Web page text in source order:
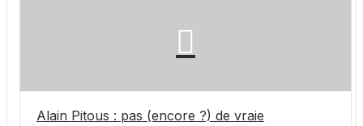
Alain Pitous : pas (encore ?) de vraie